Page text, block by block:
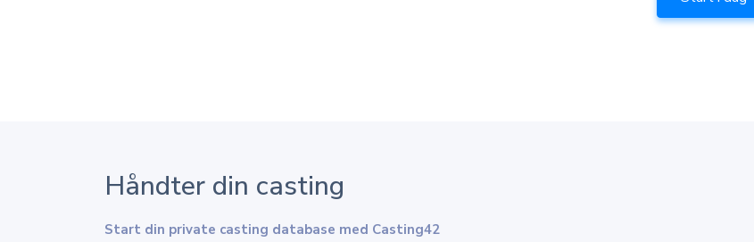
Håndter din casting
Start din private casting database med Casting42